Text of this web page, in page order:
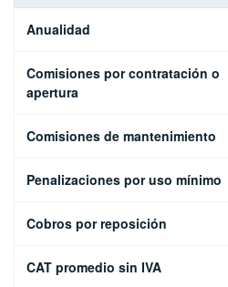
Anualidad
Comisiones por contratación o
apertura
Comisiones de mantenimiento
Penalizaciones por uso mínimo
Cobros por reposición
CAT promedio sin IVA